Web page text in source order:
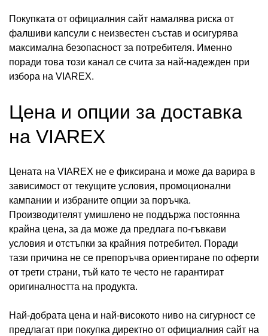
Покупката от официалния сайт намалява риска от
фалшиви капсули с неизвестен състав и осигурява
максимална безопасност за потребителя. Именно
поради това този канал се счита за най-надежден при
избора на VIAREX.
Цена и опции за доставка
на VIAREX
Цената на VIAREX не е фиксирана и може да варира в
зависимост от текущите условия, промоционални
кампании и избраните опции за поръчка.
Производителят умишлено не поддържа постоянна
крайна цена, за да може да предлага по-гъвкави
условия и отстъпки за крайния потребител. Поради
тази причина не се препоръчва ориентиране по оферти
от трети страни, тъй като те често не гарантират
оригиналността на продукта.
Най-добрата цена и най-високото ниво на сигурност се
предлагат при покупка директно от официалния сайт на